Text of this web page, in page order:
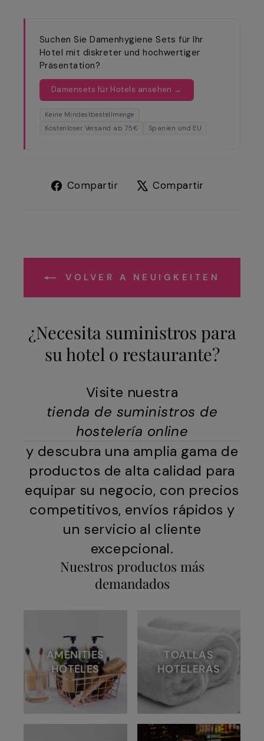
Suchen Sie Damenhygiene Sets für Ihr
Hotel mit diskreter und hochwertiger
Präsentation?
Damensets für Hotels ansehen →
Keine Mindestbestellmenge
Kostenloser Versand ab 75€
Spanien und EU
Compartir
Compartir
Compartir
VOLVER A NEUIGKEITEN
¿Necesita suministros para
su hotel o restaurante?
Visite nuestra
tienda de suministros de
hostelería online
y descubra una amplia gama de
productos de alta calidad para
equipar su negocio, con precios
competitivos, envíos rápidos y
un servicio al cliente
excepcional.
Nuestros productos más
demandados
AMENITIES
HOTELES
TOALLAS
HOTELERAS